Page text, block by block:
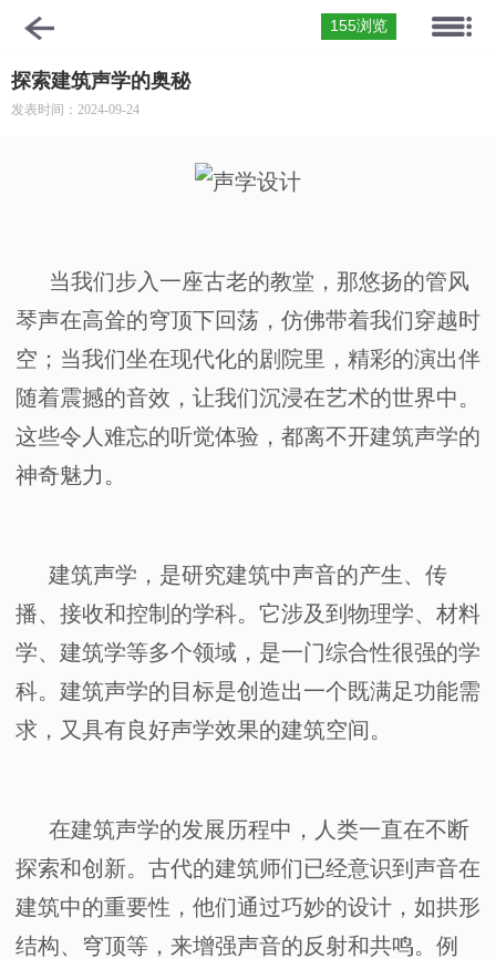
155浏览
探索建筑声学的奥秘
发表时间：2024-09-24
当我们步入一座古老的教堂，那悠扬的管风
琴声在高耸的穹顶下回荡，仿佛带着我们穿越时
空；当我们坐在现代化的剧院里，精彩的演出伴
随着震撼的音效，让我们沉浸在艺术的世界中。
这些令人难忘的听觉体验，都离不开建筑声学的
神奇魅力。
建筑声学，是研究建筑中声音的产生、传
播、接收和控制的学科。它涉及到物理学、材料
学、建筑学等多个领域，是一门综合性很强的学
科。建筑声学的目标是创造出一个既满足功能需
求，又具有良好声学效果的建筑空间。
在建筑声学的发展历程中，人类一直在不断
探索和创新。古代的建筑师们已经意识到声音在
建筑中的重要性，他们通过巧妙的设计，如拱形
结构、穹顶等，来增强声音的反射和共鸣。例